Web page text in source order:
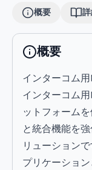
概要
概要
インターコム
インターコム
ットフォーム
と統合機能を
リューション
プリケーショ